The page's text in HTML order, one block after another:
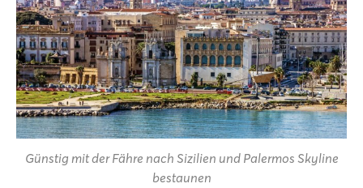
Günstig mit der Fähre nach Sizilien und Palermos Skyline
bestaunen